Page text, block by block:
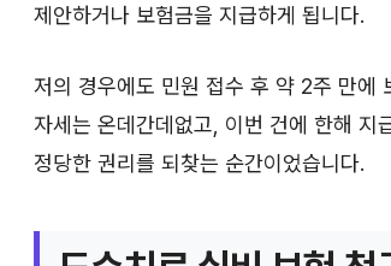
제안하거나 보험금을 지급하게 됩니다.
저의 경우에도 민원 접수 후 약 2주 만에
자세는 온데간데없고, 이번 건에 한해 지
정당한 권리를 되찾는 순간이었습니다.